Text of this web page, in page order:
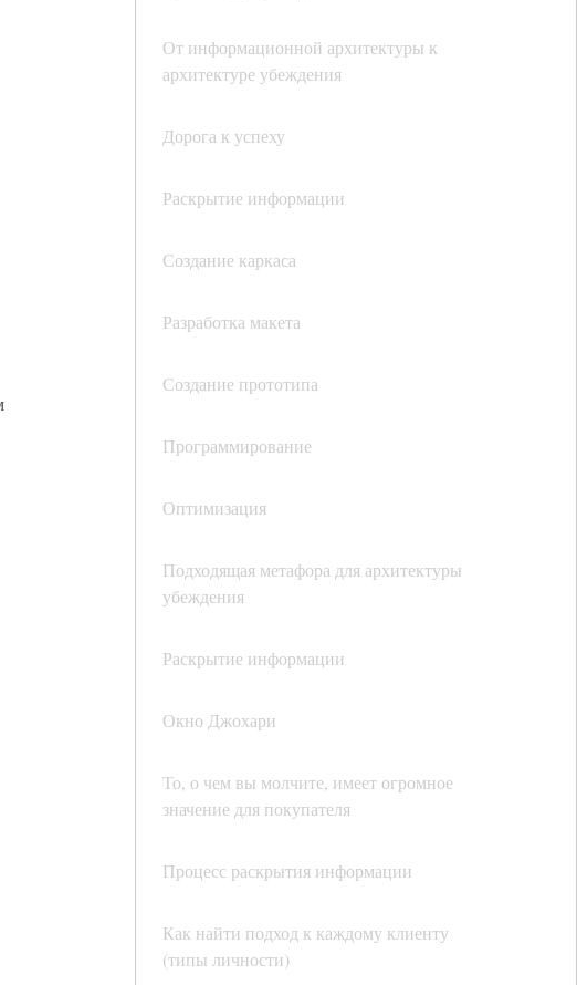
От информационной архитектуры к
архитектуре убеждения
Дорога к успеху
Раскрытие информации
Создание каркаса
Разработка макета
Создание прототипа
Программирование
Оптимизация
Подходящая метафора для архитектуры
убеждения
Раскрытие информации
Окно Джохари
То, о чем вы молчите, имеет огромное
значение для покупателя
Процесс раскрытия информации
Как найти подход к каждому клиенту
(типы личности)